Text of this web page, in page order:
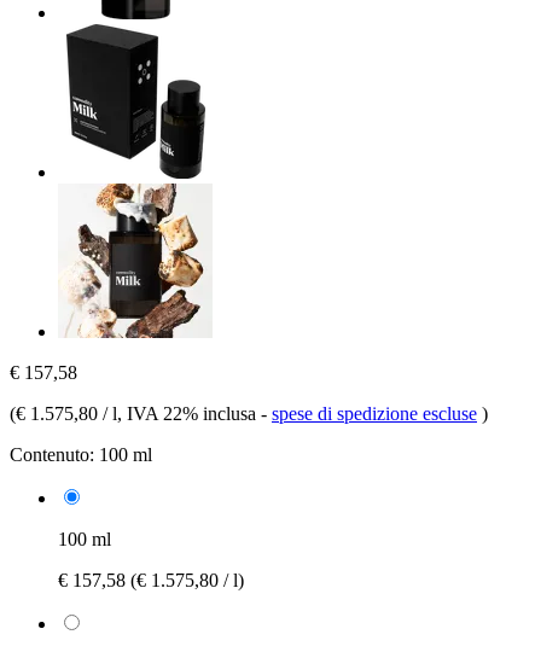
€ 157,58
(€ 1.575,80 / l, IVA 22% inclusa - spese di spedizione escluse )
Contenuto: 100 ml
100 ml
€ 157,58 (€ 1.575,80 / l)